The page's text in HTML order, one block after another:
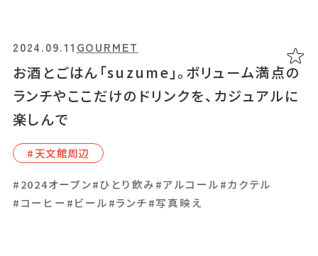
お酒とごはん「suzume」。ボリューム満点の
ランチやここだけのドリンクを、カジュアルに
楽しんで
2024.09.11 GOURMET
#天⽂館周辺
#2024オープン#ひとり飲み#アルコール#カクテル
#コーヒー #ビール#ランチ#写真映え
お酒とごはん「suzume」。ボリューム満点の
ランチやここだけのドリンクを、カジュアルに
楽しんで
2024.09.11 GOURMET
#天⽂館周辺
#2024オープン#ひとり飲み#アルコール#カクテル
#コーヒー #ビール#ランチ#写真映え